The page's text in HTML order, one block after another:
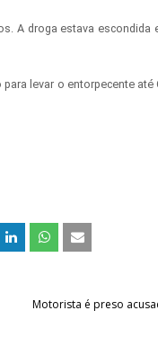
A droga estava escondida
levar o entorpecente
Motorista é preso